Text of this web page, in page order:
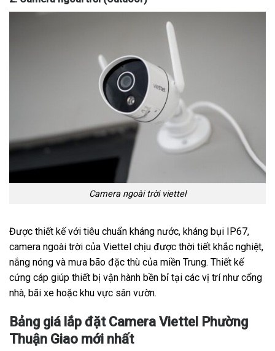
Camera ngoài trời viettel
Được thiết kế với tiêu chuẩn kháng nước, kháng bụi IP67,
camera ngoài trời của Viettel chịu được thời tiết khắc nghiệt,
nắng nóng và mưa bão đặc thù của miền Trung. Thiết kế
cứng cáp giúp thiết bị vận hành bền bỉ tại các vị trí như cổng
nhà, bãi xe hoặc khu vực sân vườn.
Bảng giá lắp đặt Camera Viettel Phường
Thuận Giao mới nhất